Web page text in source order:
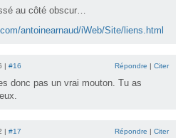
au côté obscur…
antoinearnaud/iWeb/Site/liens.html
| #16 Répondre | Citer
donc pas un vrai mouton. Tu as
| #17 Répondre | Citer